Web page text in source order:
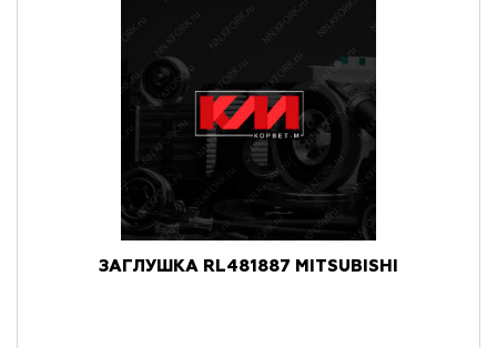
ЗАГЛУШКА RL481887 MITSUBISHI